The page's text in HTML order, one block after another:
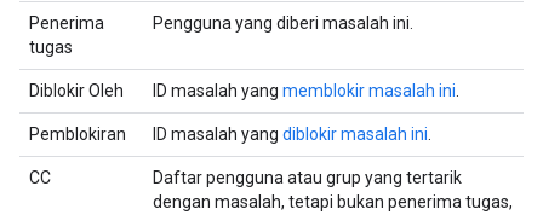
Penerima
tugas
Pengguna yang diberi masalah ini.
Diblokir Oleh ID masalah yang memblokir masalah ini
Pemblokiran ID masalah yang diblokir masalah ini
CC
Daftar pengguna atau grup yang tertarik
dengan masalah, tetapi bukan penerima tugas,